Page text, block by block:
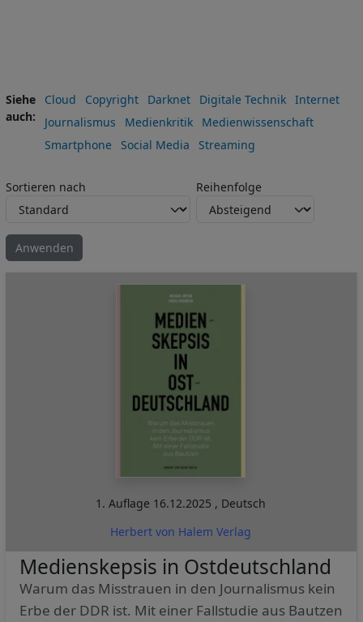
Siehe
auch
Cloud Copyright Darknet Digitale Technik
Internet
Journalismus
Medienkritik
Medienwissenschaft
Smartphone
Social Media Streaming
Sortieren nach Reihenfolge
1. Auflage 16.12.2025 , Deutsch
Herbert von Halem Verlag
Medienskepsis in Ostdeutschland
Warum das Misstrauen in den Journalismus kein
Erbe der DDR ist. Mit einer Fallstudie aus Bautzen